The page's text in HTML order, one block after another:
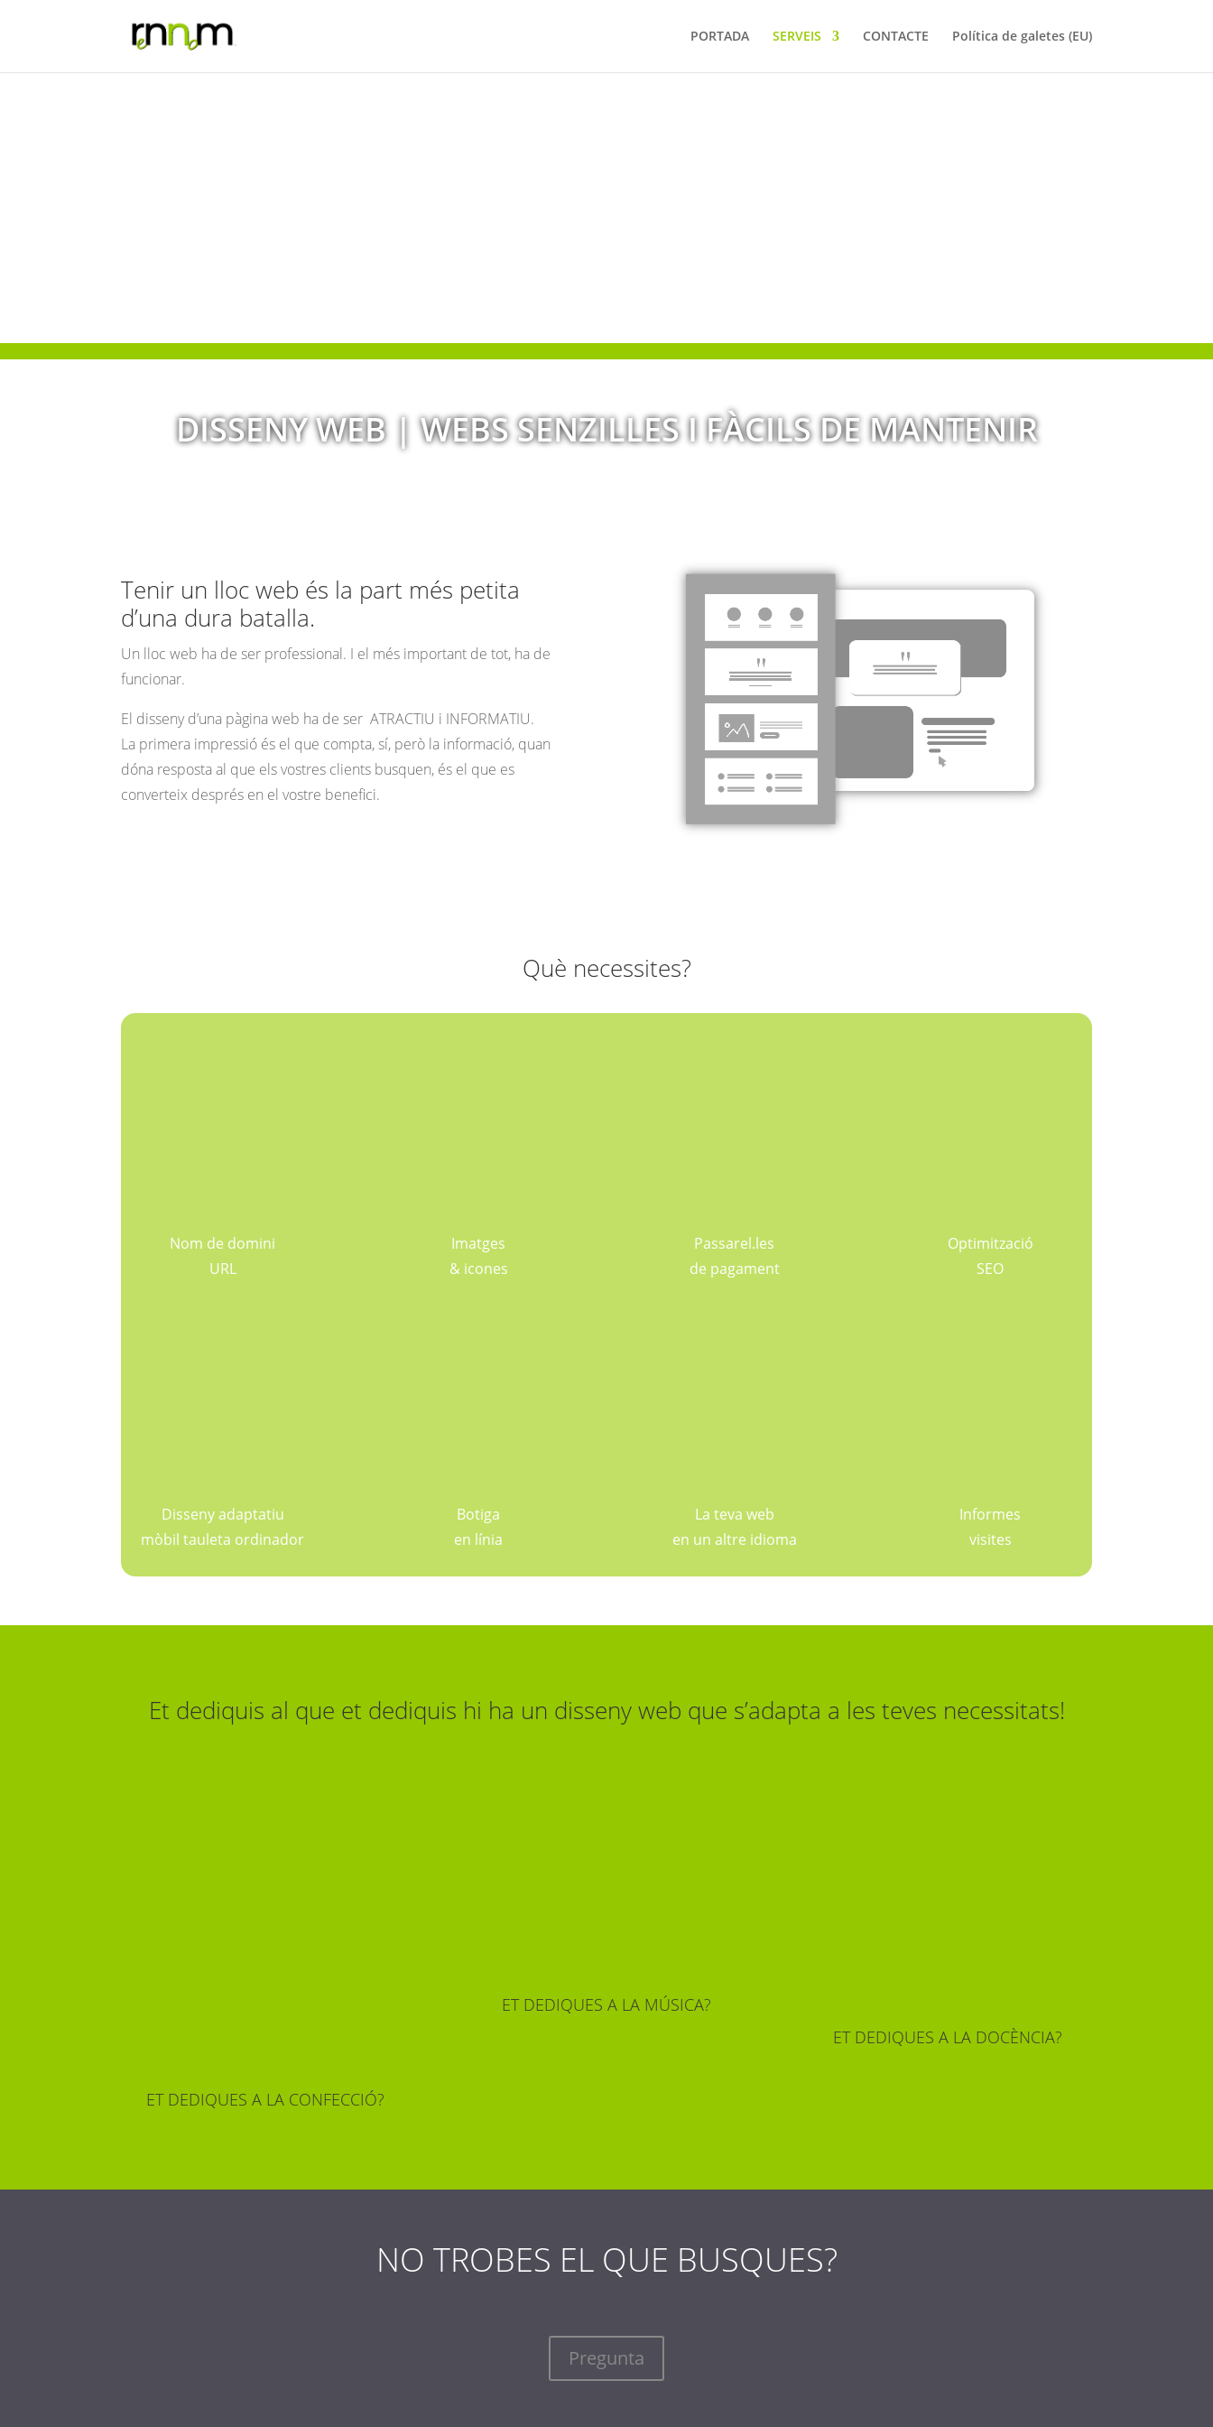
PORTADA SERVEIS CONTACTE Política de galetes (EU)
DISSENY WEB | WEBS SENZILLES I FÀCILS DE MANTENIR
Tenir un lloc web és la part més petita
d’una dura batalla.
Un lloc web ha de ser professional. I el més important de tot, ha de
funcionar.
El disseny d’una pàgina web ha de ser ATRACTIU i INFORMATIU.
La primera impressió és el que compta, sí, però la informació, quan
dóna resposta al que els vostres clients busquen, és el que es
converteix després en el vostre benefici.
Què necessites?
Nom de domini
URL
Disseny adaptatiu
mòbil tauleta ordinador
Imatges
& icones
Botiga
en línia
Passarel.les
de pagament
La teva web
en un altre idioma
Optimització
SEO
Informes
visites
Et dediquis al que et dediquis hi ha un disseny web que s’adapta a les teves necessitats!
ET DEDIQUES A LA CONFECCIÓ?
ET DEDIQUES A LA MÚSICA?
ET DEDIQUES A LA DOCÈNCIA?
NO TROBES EL QUE BUSQUES?
Pregunta